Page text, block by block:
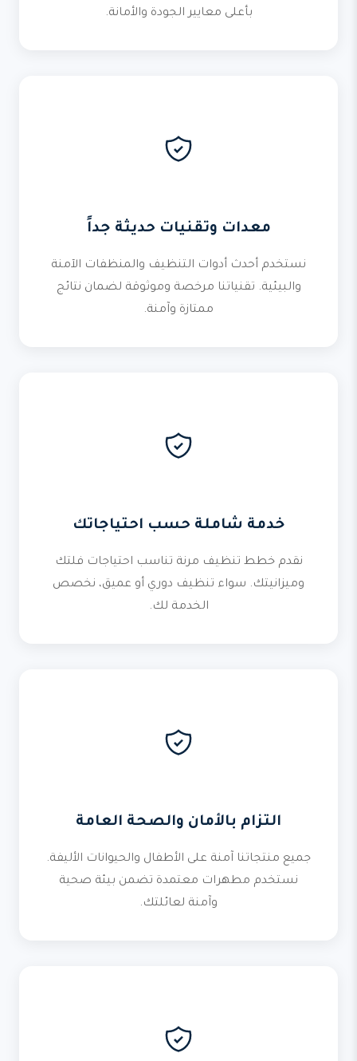
بأعلى معايير الجودة والأمانة.
معدات وتقنيات حديثة جداً
نستخدم أحدث أدوات التنظيف والمنظفات الآمنة
والبيئية. تقنياتنا مرخصة وموثوقة لضمان نتائج
ممتازة وآمنة.
خدمة شاملة حسب احتياجاتك
نقدم خطط تنظيف مرنة تناسب احتياجات فلتك
وميزانيتك. سواء تنظيف دوري أو عميق، نخصص
الخدمة لك.
التزام بالأمان والصحة العامة
جميع منتجاتنا آمنة على الأطفال والحيوانات الأليفة.
نستخدم مطهرات معتمدة تضمن بيئة صحية
وآمنة لعائلتك.